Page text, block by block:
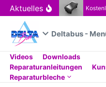
Zum Inhalt springen
Aktuelles
Deltabus -
Videos
Downloads
Reparaturanleitungen
Reparaturbleche